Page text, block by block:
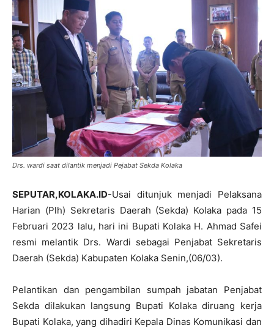
Drs. wardi saat dilantik menjadi Pejabat Sekda Kolaka
SEPUTAR,KOLAKA.ID-Usai ditunjuk menjadi Pelaksana
Harian (Plh) Sekretaris Daerah (Sekda) Kolaka pada 15
Februari 2023 lalu, hari ini Bupati Kolaka H. Ahmad Safei
resmi melantik Drs. Wardi sebagai Penjabat Sekretaris
Daerah (Sekda) Kabupaten Kolaka Senin,(06/03).
Pelantikan dan pengambilan sumpah jabatan Penjabat
Sekda dilakukan langsung Bupati Kolaka diruang kerja
Bupati Kolaka, yang dihadiri Kepala Dinas Komunikasi dan